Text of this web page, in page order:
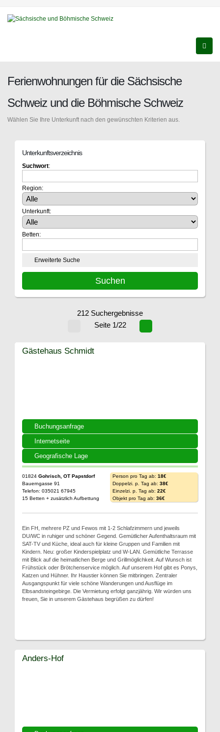
Ferienwohnungen für die Sächsische
Schweiz und die Böhmische Schweiz
Wählen Sie Ihre Unterkunft nach den gewünschten Kriterien aus.
Unterkunftsverzeichnis
Suchwort:
Region:
Unterkunft:
Betten:
Erweiterte Suche
212 Suchergebnisse
Seite 1/22
Buchungsanfrage
Internetseite
Geografische Lage
Gästehaus Schmidt
01824 Gohrisch, OT Papstdorf
Bauerngasse 91
Telefon: 035021 67945
15 Betten + zusätzlich Aufbettung
Person pro Tag ab: 18€
Doppelzi. p. Tag ab: 38€
Einzelzi. p. Tag ab: 22€
Objekt pro Tag ab: 36€
Ein FH, mehrere PZ und Fewos mit 1-2 Schlafzimmern und jeweils
DU/WC in ruhiger und schöner Gegend. Gemütlicher Aufenthaltsraum mit
SAT-TV und Küche, ideal auch für kleine Gruppen und Familien mit
Kindern. Neu: großer Kinderspielplatz und W-LAN. Gemütliche Terrasse
mit Blick auf die heimatlichen Berge und Grillmöglichkeit. Auf Wunsch ist
Frühstück oder Brötchenservice möglich. Auf unserem Hof gibt es Ponys,
Katzen und Hühner. Ihr Haustier können Sie mitbringen. Zentraler
Ausgangspunkt für viele schöne Wanderungen und Ausflüge im
Elbsandsteingebirge. Die Vermietung erfolgt ganzjährig. Wir würden uns
freuen, Sie in unserem Gästehaus begrüßen zu dürfen!
Anders-Hof